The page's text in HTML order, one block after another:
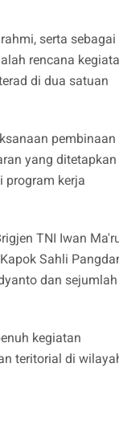
serta sebagai
rencana
di dua satuan
pembinaan
yang ditetapkan
program kerja
TNI Iwan
Sahli
dan sejumlah
kegiatan
teritorial di